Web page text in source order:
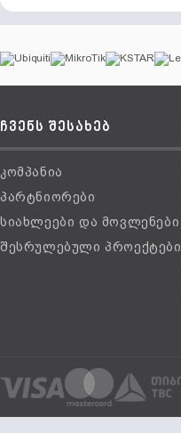
ჩვენს შესახებ
კომპანია
პარტნიორები
სიახლეები და მოვლენები
შესრულებული პროექტები